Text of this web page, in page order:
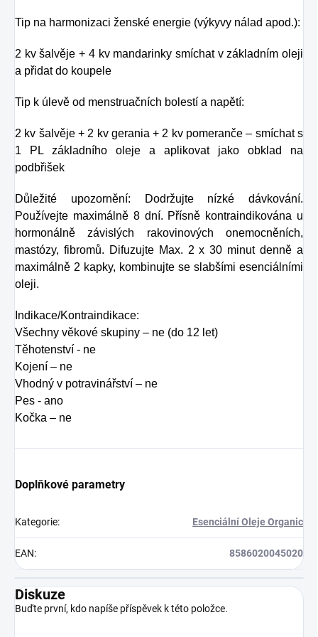
Tip na harmonizaci ženské energie (výkyvy nálad apod.):
2 kv šalvěje + 4 kv mandarinky smíchat v základním oleji
a přidat do koupele
Tip k úlevě od menstruačních bolestí a napětí:
2 kv šalvěje + 2 kv gerania + 2 kv pomeranče – smíchat s
1 PL základního oleje a aplikovat jako obklad na
podbřišek
Důležité upozornění: Dodržujte nízké dávkování.
Používejte maximálně 8 dní. Přísně kontraindikována u
hormonálně závislých rakovinových onemocněních,
mastózy, fibromů. Difuzujte Max. 2 x 30 minut denně a
maximálně 2 kapky, kombinujte se slabšími esenciálními
oleji.
Indikace/Kontraindikace:
Všechny věkové skupiny – ne (do 12 let)
Těhotenství - ne
Kojení – ne
Vhodný v potravinářství – ne
Pes - ano
Kočka – ne
Doplňkové parametry
Kategorie: Esenciální Oleje Organic
EAN: 8586020045020
Diskuze
Buďte první, kdo napíše příspěvek k této položce.